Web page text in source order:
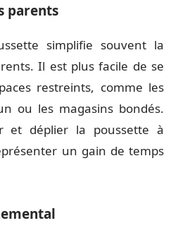
parents
simplifie souvent la
Il est plus facile de se
restreints, comme les
ou les magasins bondés.
et déplier la poussette à
un gain de temps